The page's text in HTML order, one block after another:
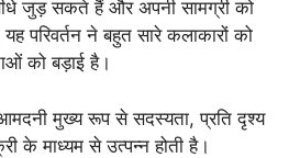
जुड़ सकते हैं और अपनी सामग्री को
परिवर्तन ने बहुत सारे कलाकारों को
को बड़ाई है।
मुख्य रूप से सदस्यता, प्रति दृश्य
के माध्यम से उत्पन्न होती है।